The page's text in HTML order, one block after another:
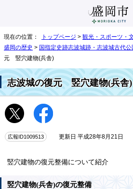
現在の位置： トップページ > 観光・スポーツ・
盛岡の歴史 > 国指定史跡志波城跡・志波城古代公
元 竪穴建物(兵舎)
志波城の復元 竪穴建物(兵舎)
広報ID1009513 更新日 平成28年8月21日
竪穴建物の復元整備について紹介
竪穴建物(兵舎)の復元整備